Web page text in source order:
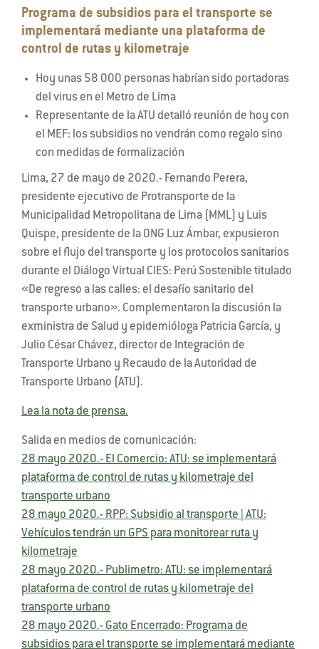
Programa de subsidios para el transporte se
implementará mediante una plataforma de
control de rutas y kilometraje
Hoy unas 58 000 personas habrían sido portadoras
del virus en el Metro de Lima
Representante de la ATU detalló reunión de hoy con
el MEF: los subsidios no vendrán como regalo sino
con medidas de formalización
Lima, 27 de mayo de 2020.- Fernando Perera,
presidente ejecutivo de Protransporte de la
Municipalidad Metropolitana de Lima (MML) y Luis
Quispe, presidente de la ONG Luz Ámbar, expusieron
sobre el flujo del transporte y los protocolos sanitarios
durante el Diálogo Virtual CIES: Perú Sostenible titulado
«De regreso a las calles: el desafío sanitario del
transporte urbano». Complementaron la discusión la
exministra de Salud y epidemióloga Patricia García, y
Julio César Chávez, director de Integración de
Transporte Urbano y Recaudo de la Autoridad de
Transporte Urbano (ATU).
Lea la nota de prensa.
Salida en medios de comunicación:
28 mayo 2020.- El Comercio: ATU: se implementará
plataforma de control de rutas y kilometraje del
transporte urbano
28 mayo 2020.- RPP: Subsidio al transporte | ATU:
Vehículos tendrán un GPS para monitorear ruta y
kilometraje
28 mayo 2020.- Publimetro: ATU: se implementará
plataforma de control de rutas y kilometraje del
transporte urbano
28 mayo 2020.- Gato Encerrado: Programa de
subsidios para el transporte se implementará mediante